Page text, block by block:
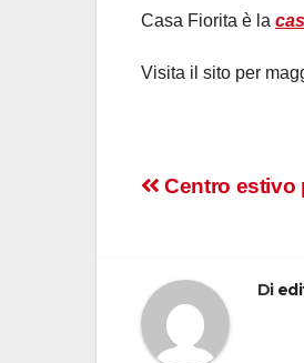
Casa Fiorita è la
Visita il sito per
Centro estivo
Di